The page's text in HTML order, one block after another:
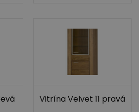
Vitrína Velvet 11 pravá